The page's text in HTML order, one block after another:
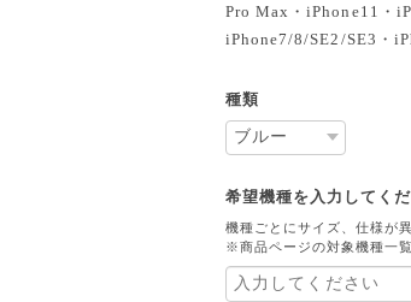
Pro Max・iPhone11・
iPhone7/8/SE2/SE3・
種類
希望機種を入力してく
機種ごとにサイズ、仕様が
※商品ページの対象機種一